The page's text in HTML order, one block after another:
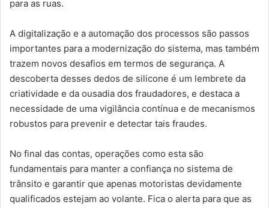
para as ruas.
A digitalização e a automação dos processos são passos
importantes para a modernização do sistema, mas também
trazem novos desafios em termos de segurança. A
descoberta desses dedos de silicone é um lembrete da
criatividade e da ousadia dos fraudadores, e destaca a
necessidade de uma vigilância contínua e de mecanismos
robustos para prevenir e detectar tais fraudes.
No final das contas, operações como esta são
fundamentais para manter a confiança no sistema de
trânsito e garantir que apenas motoristas devidamente
qualificados estejam ao volante. Fica o alerta para que as